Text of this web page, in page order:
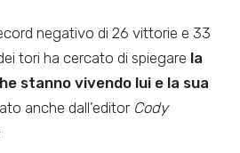
negativo di 26 vittorie e 33
tori ha cercato di spiegare la
stanno vivendo lui e la sua
anche dall’editor Cody